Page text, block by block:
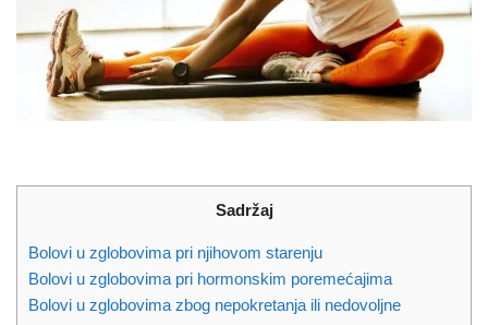
Sadržaj
Bolovi u zglobovima pri njihovom starenju
Bolovi u zglobovima pri hormonskim poremećajima
Bolovi u zglobovima zbog nepokretanja ili nedovoljne